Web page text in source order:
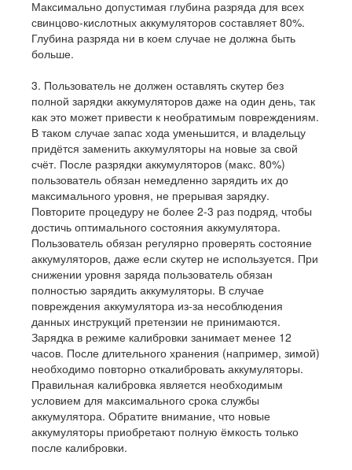
Максимально допустимая глубина разряда для всех
свинцово-кислотных аккумуляторов составляет 80%.
Глубина разряда ни в коем случае не должна быть
больше.
3. Пользователь не должен оставлять скутер без
полной зарядки аккумуляторов даже на один день, так
как это может привести к необратимым повреждениям.
В таком случае запас хода уменьшится, и владельцу
придётся заменить аккумуляторы на новые за свой
счёт. После разрядки аккумуляторов (макс. 80%)
пользователь обязан немедленно зарядить их до
максимального уровня, не прерывая зарядку.
Повторите процедуру не более 2-3 раз подряд, чтобы
достичь оптимального состояния аккумулятора.
Пользователь обязан регулярно проверять состояние
аккумуляторов, даже если скутер не используется. При
снижении уровня заряда пользователь обязан
полностью зарядить аккумуляторы. В случае
повреждения аккумулятора из-за несоблюдения
данных инструкций претензии не принимаются.
Зарядка в режиме калибровки занимает менее 12
часов. После длительного хранения (например, зимой)
необходимо повторно откалибровать аккумуляторы.
Правильная калибровка является необходимым
условием для максимального срока службы
аккумулятора. Обратите внимание, что новые
аккумуляторы приобретают полную ёмкость только
после калибровки.